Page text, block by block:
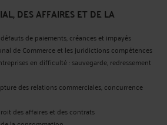
DES AFFAIRES ET DE LA
de paiements, créances et impayés
de Commerce et les juridictions compétences
en difficulté : sauvegarde, redressement
des relations commerciales, concurrence
des affaires et des contrats